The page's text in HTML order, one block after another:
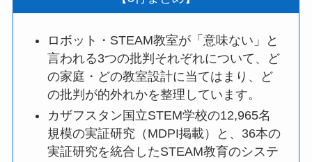
ロボット・STEAM教室が「意味ない」と
言われる3つの批判それぞれについて、ど
の家庭・どの教室設計に当てはまり、ど
の批判が的外れかを整理しています。
カザフスタン国立STEM学校の12,965名
規模の実証研究（MDPI掲載）と、36本の
実証研究を統合したSTEAM教育のシステ